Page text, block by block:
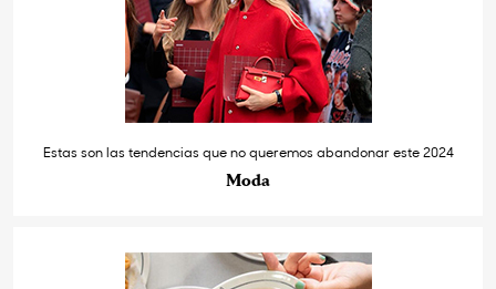
Estas son las tendencias que no queremos abandonar este 2024
Moda